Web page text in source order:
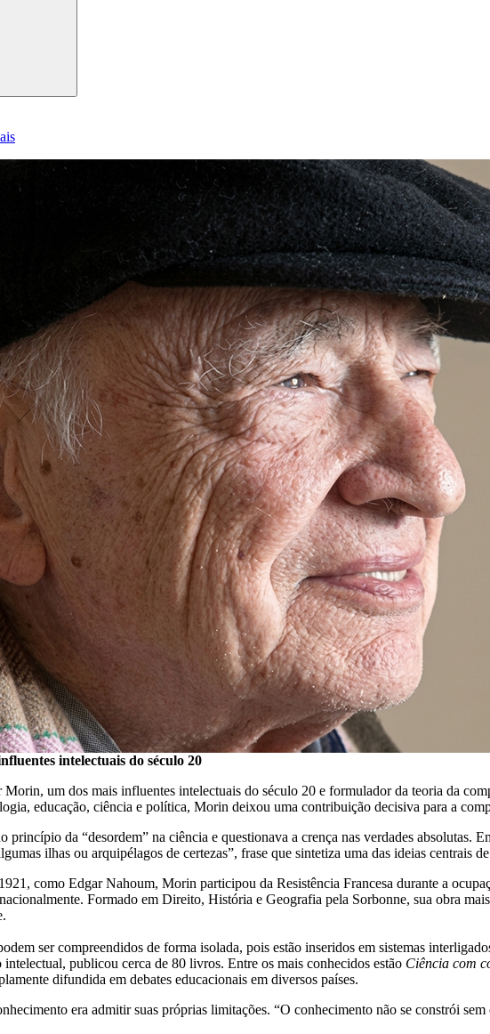
intelectuais do século 20
um dos mais influentes intelectuais do século 20 e formulador da teoria da
educação, ciência e política, Morin deixou uma contribuição decisiva para a
princípio da “desordem” na ciência e questionava a crença nas verdades absolutas.
ilhas ou arquipélagos de certezas”, frase que sintetiza uma das ideias centrais
como Edgar Nahoum, Morin participou da Resistência Francesa durante a
Formado em Direito, História e Geografia pela Sorbonne, sua obra
ser compreendidos de forma isolada, pois estão inseridos em sistemas
intelectual, publicou cerca de 80 livros. Entre os mais conhecidos estão Ciência com
difundida em debates educacionais em diversos países.
era admitir suas próprias limitações. “O conhecimento não se constrói